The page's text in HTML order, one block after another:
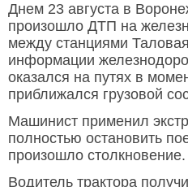
Днем 23 августа в
произошло ДТП на
между станциями
информации
оказался на путях в
приближался грузовой
Машинист применил
полностью остановить
произошло столкновение.
Водитель трактора